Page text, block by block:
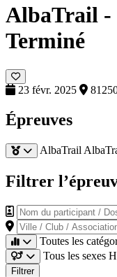
AlbaTrail -
Terminé
23 févr. 2025
Épreuves
AlbaTrail
Filtrer
Nom du participant /
Ville / Club / Association
Toutes les
Tous les sexes
Filtrer